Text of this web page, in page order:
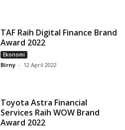
TAF Raih Digital Finance Brand
Award 2022
Ekonomi
Birny - 12 April 2022
Toyota Astra Financial
Services Raih WOW Brand
Award 2022